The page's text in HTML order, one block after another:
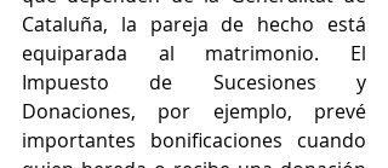
Cataluña, la pareja de hecho está
equiparada al matrimonio. El
Impuesto de Sucesiones y
Donaciones, por ejemplo, prevé
importantes bonificaciones cuando